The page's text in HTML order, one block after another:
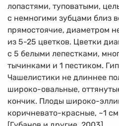
лопастями, туповатыми,
с немногими зубцами близ
прямостоячие, диаметром
из 5-25 цветков. Цветки
с 5 белыми лепестками,
тычинками и 1 пестиком.
Чашелистики не длиннее
широко-овальные,
кончик. Плоды широко-
коричневато-красные, ~1